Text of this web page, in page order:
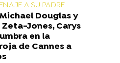
A SU PADRE
Douglas y
Jones, Carys
en la
de Cannes a